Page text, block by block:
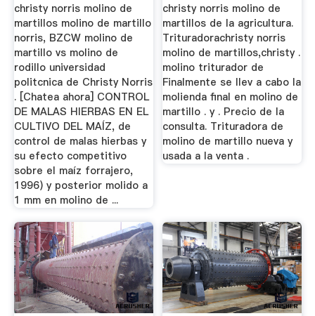
christy norris molino de
martillos molino de martillo
norris, BZCW molino de
martillo vs molino de
rodillo universidad
politcnica de Christy Norris
. [Chatea ahora] CONTROL
DE MALAS HIERBAS EN EL
CULTIVO DEL MAÍZ, de
control de malas hierbas y
su efecto competitivo
sobre el maíz forrajero,
1996) y posterior molido a
1 mm en molino de ...
christy norris molino de
martillos de la agricultura.
Trituradorachristy norris
molino de martillos,christy .
molino triturador de
Finalmente se llev a cabo la
molienda final en molino de
martillo . y . Precio de la
consulta. Trituradora de
molino de martillo nueva y
usada a la venta .